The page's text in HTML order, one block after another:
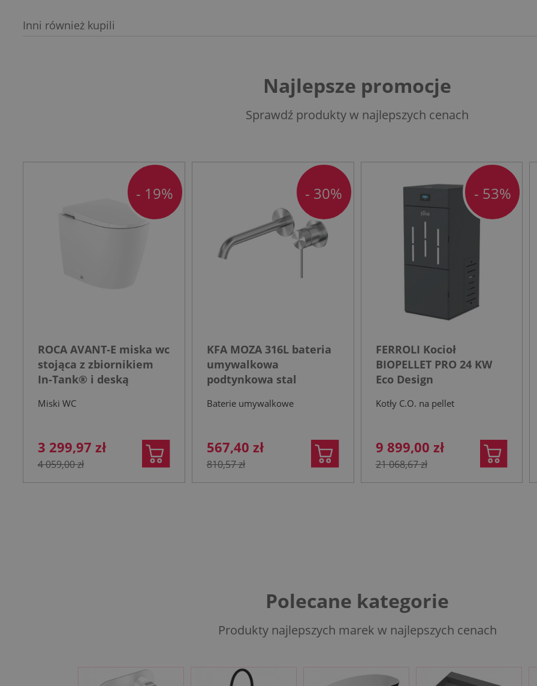
Inni również kupili
Najlepsze promocje
Sprawdź produkty w najlepszych cenach
ROCA AVANT-E miska wc
stojąca z zbiornikiem
In-Tank® i deską
Miski WC
3 299,97 zł
4 059,00 zł
- 19%
KFA MOZA 316L bateria
umywalkowa
podtynkowa stal
Baterie umywalkowe
567,40 zł
810,57 zł
- 30%
FERROLI Kocioł
BIOPELLET PRO 24 KW
Eco Design
Kotły C.O. na pellet
9 899,00 zł
21 068,67 zł
- 53%
Polecane kategorie
Produkty najlepszych marek w najlepszych cenach